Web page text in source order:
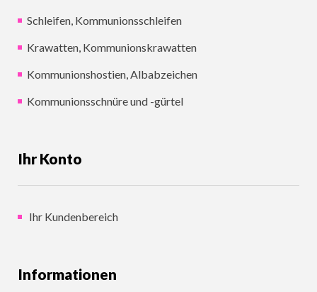
Schleifen, Kommunionsschleifen
Krawatten, Kommunionskrawatten
Kommunionshostien, Albabzeichen
Kommunionsschnüre und -gürtel
Ihr Konto
Ihr Kundenbereich
Informationen